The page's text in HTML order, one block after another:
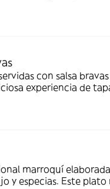
con salsa
experiencia de
marroquí
y especias. Este plato